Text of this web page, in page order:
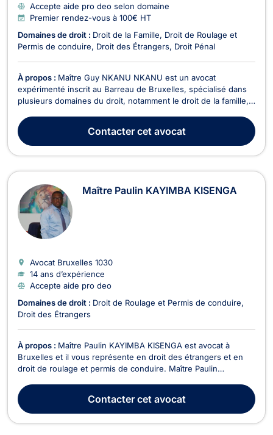
Accepte aide pro deo selon domaine
Premier rendez-vous à 100€ HT
Domaines de droit : Droit de la Famille
Droit de Roulage et
Permis de conduire
Droit des Étrangers Droit Pénal
À propos : Maître Guy NKANU NKANU est un avocat
expérimenté inscrit au Barreau de Bruxelles, spécialisé dans
plusieurs domaines du droit, notamment le droit de la famille,
la famille, il intervient sur des questions telles que les
différends relatifs au divorce, la pens...
Contactercet avocat
Maître Paulin KAYIMBA KISENGA
Avocat Bruxelles 1030
14 ans d’expérience
Accepte aide pro deo
Domaines de droit : Droit de Roulage et Permis de conduire
Droit des Étrangers
À propos : Maître Paulin KAYIMBA KISENGA est avocat à
Bruxelles et il vous représente en droit des étrangers et en
droit de roulage et permis de conduire. Maître Paulin
conduite sans permis, en état d’alcoolémie ou sous l’emprise
de stupéfiants. Il opère également pour toutes pr...
Contactercet avocat